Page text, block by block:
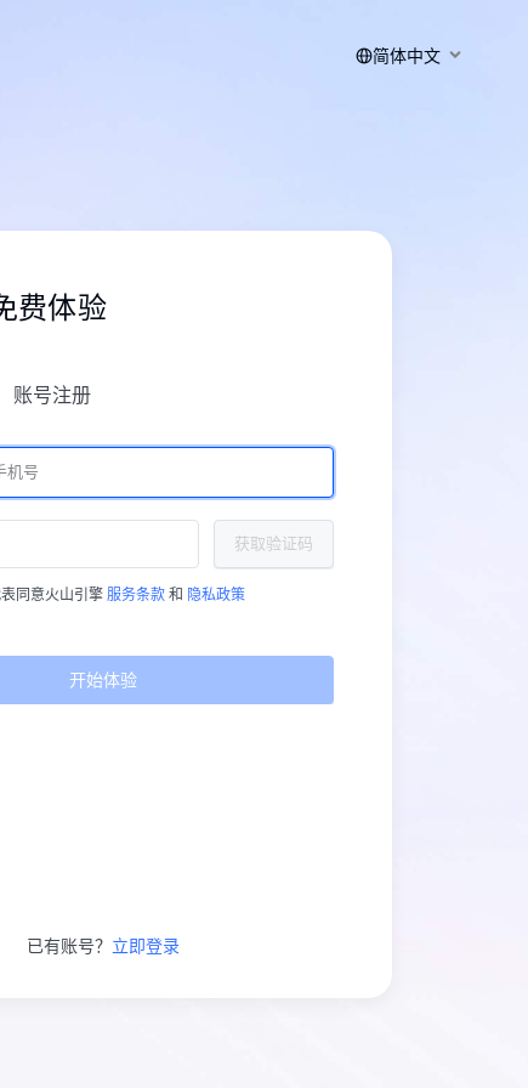
简体中文
费体验
账号注册
获取验证码
同意火山引擎 服务条款 和 隐私政策
开始体验
已有账号？ 立即登录